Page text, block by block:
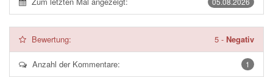
Bewertung: 5 - Negativ
1
Anzahl der Kommentare: